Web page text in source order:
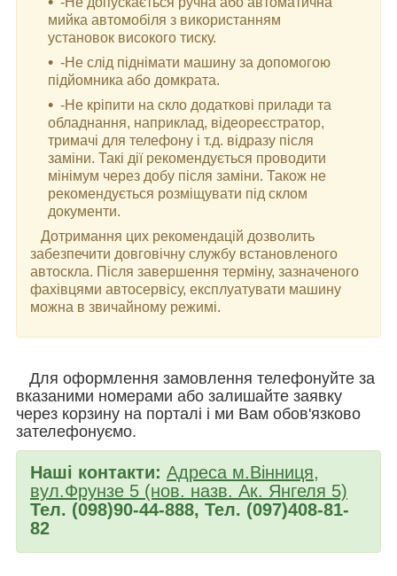
мийка автомобіля з використанням
установок високого тиску.
-Не слід піднімати машину за допомогою
підйомника або домкрата.
-Не кріпити на скло додаткові прилади та
обладнання, наприклад, відеореєстратор,
тримачі для телефону і т.д. відразу після
заміни. Такі дії рекомендується проводити
мінімум через добу після заміни. Також не
рекомендується розміщувати під склом
документи.
Дотримання цих рекомендацій дозволить
забезпечити довговічну службу встановленого
автоскла. Після завершення терміну, зазначеного
фахівцями автосервісу, експлуатувати машину
можна в звичайному режимі.
Для оформлення замовлення телефонуйте за
вказаними номерами або залишайте заявку
через корзину на порталі і ми Вам обов'язково
зателефонуємо.
Наші контакти: Адреса м.Вінниця,
вул.Фрунзе 5 (нов. назв. Ак. Янгеля 5)
Тел. (098)90-44-888, Тел. (097)408-81-
82